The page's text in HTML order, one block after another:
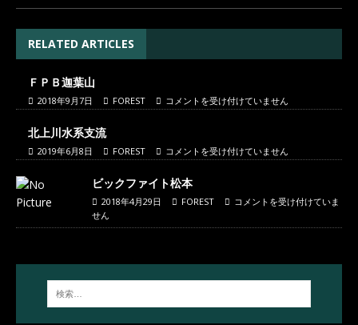
RELATED ARTICLES
ＦＰＢ迦葉山
2018年9月7日 FOREST コメントを受け付けていません
北上川水系支流
2019年6月8日 FOREST コメントを受け付けていません
ビックファイト松本
2018年4月29日 FOREST
コメントを受け付けていま
せん